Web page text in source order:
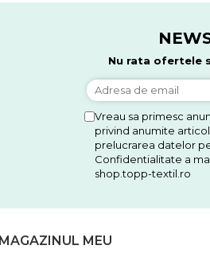
Nu rata ofertele
Vreau sa primesc
privind anumite
prelucrarea datelor
Confidentialitate a
shop.topp-textil.ro
MAGAZINUL MEU